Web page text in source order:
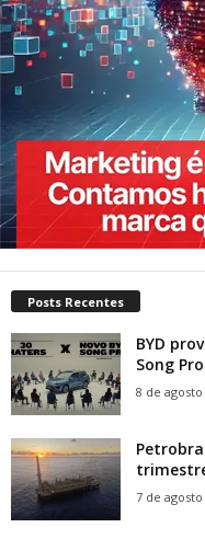
Posts Recentes
BYD
Song
8 de
7 de